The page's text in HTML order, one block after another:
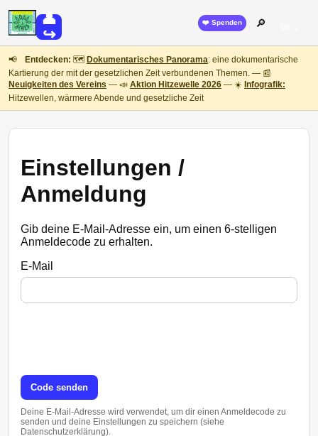
👤
↪
❤️ Spenden 🔎
📢 Entdecken: 🗺️ Dokumentarisches Panorama: eine dokumentarische
Kartierung der mit der gesetzlichen Zeit verbundenen Themen. — 📰
Neuigkeiten des Vereins — 📣 Aktion Hitzewelle 2026 — ☀️ Infografik:
Hitzewellen, wärmere Abende und gesetzliche Zeit
Einstellungen /
Anmeldung
Gib deine E-Mail-Adresse ein, um einen 6-stelligen
Anmeldecode zu erhalten.
E-Mail
Code senden
Deine E-Mail-Adresse wird verwendet, um dir einen Anmeldecode zu
senden und deine Einstellungen zu speichern (siehe
Datenschutzerklärung).